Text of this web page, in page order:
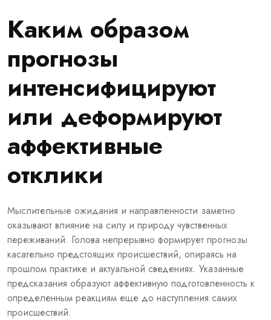
Каким образом
прогнозы
интенсифицируют
или деформируют
аффективные
отклики
Мыслительные ожидания и направленности заметно
оказывают влияние на силу и природу чувственных
переживаний. Голова непрерывно формирует прогнозы
касательно предстоящих происшествий, опираясь на
прошлом практике и актуальной сведениях. Указанные
предсказания образуют аффективную подготовленность к
определенным реакциям еще до наступления самих
происшествий.